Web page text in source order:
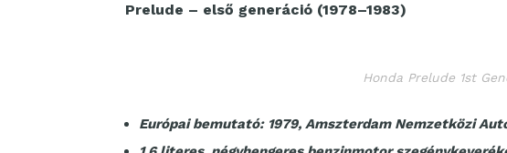
Prelude – első generáció (1978–1983)
Honda Prelude 1st
Európai bemutató: 1979, Amszterdam Nemzetközi